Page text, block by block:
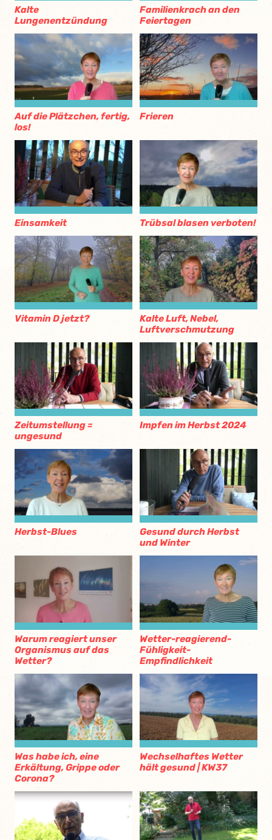
Kalte
Lungenentzündung
Familienkrach an den
Feiertagen
Auf die Plätzchen, fertig,
los!
Frieren
Einsamkeit Trübsal blasen verboten!
Vitamin D jetzt?
Kalte Luft, Nebel,
Luftverschmutzung
Zeitumstellung =
ungesund
Impfen im Herbst 2024
Herbst-Blues
Gesund durch Herbst
und Winter
Warum reagiert unser
Organismus auf das
Wetter?
Wetter-reagierend-
Fühligkeit-
Empfindlichkeit
Was habe ich, eine
Erkältung, Grippe oder
Corona?
Wechselhaftes Wetter
hält gesund | KW37